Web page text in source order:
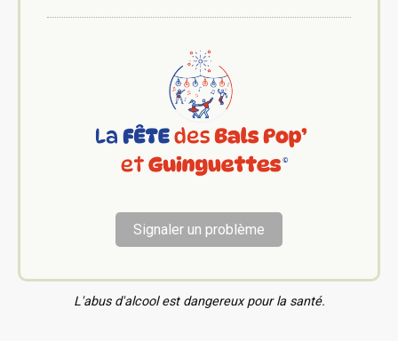
Signaler un problème
L'abus d'alcool est dangereux pour la santé.